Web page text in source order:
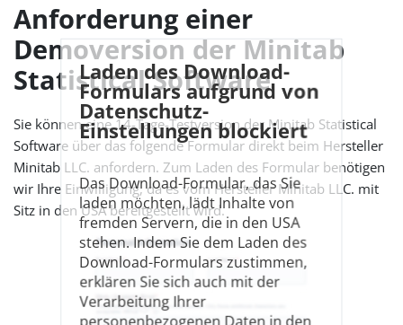
Anforderung einer
Demoversion der Minitab
Statistical Software
Sie können eine 14-Tage-Testversion der Minitab Statistical
Software über das folgende Formular direkt beim Hersteller
Minitab LLC. anfordern. Zum Laden des Formular benötigen
wir Ihre Einwilligung, da es vom Hersteller Minitab LLC. mit
Sitz in den USA bereitgestellt wird.
Laden des Download-
Formulars aufgrund von
Datenschutz-
Einstellungen blockiert
Das Download-Formular, das Sie
laden möchten, lädt Inhalte von
fremden Servern, die in den USA
stehen. Indem Sie dem Laden des
Download-Formulars zustimmen,
erklären Sie sich auch mit der
Verarbeitung Ihrer
personenbezogenen Daten in den